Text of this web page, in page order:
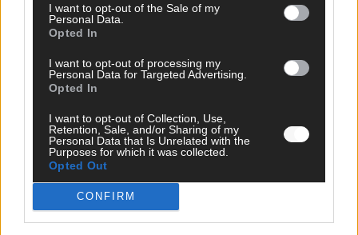
I want to opt-out of the Sale of my
Personal Data.
Opted In
I want to opt-out of processing my
Personal Data for Targeted Advertising.
Opted In
I want to opt-out of Collection, Use,
Retention, Sale, and/or Sharing of my
Personal Data that Is Unrelated with the
Purposes for which it was collected.
Opted Out
CONFIRM
Wirtschaft
Wissen
Kommentar
Eurovision
FLASH – DAS VIDEOPORTAL